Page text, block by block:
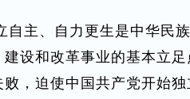
主、自力更生是中华民
建设和改革事业的基本立
败，迫使中国共产党开始